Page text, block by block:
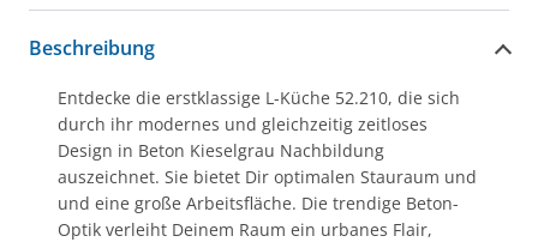
Beschreibung
Entdecke die erstklassige L-Küche 52.210, die sich
durch ihr modernes und gleichzeitig zeitloses
Design in Beton Kieselgrau Nachbildung
auszeichnet. Sie bietet Dir optimalen Stauraum und
und eine große Arbeitsfläche. Die trendige Beton-
Optik verleiht Deinem Raum ein urbanes Flair,